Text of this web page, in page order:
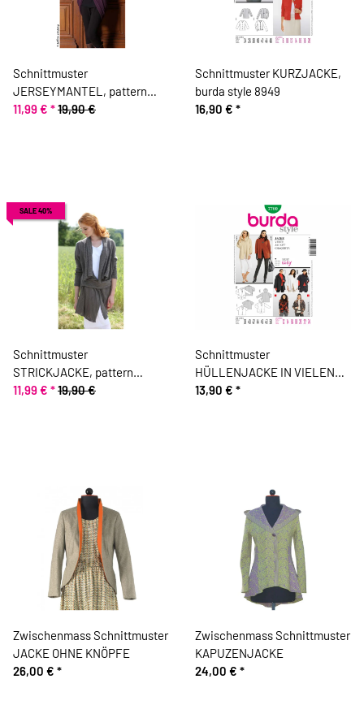
Schnittmuster
JERSEYMANTEL, pattern
company
11,99 € *19,90 €
Schnittmuster KURZJACKE,
burda style 8949
16,90 € *
SALE 40%
Schnittmuster
STRICKJACKE, pattern
company
11,99 € *19,90 €
Schnittmuster
HÜLLENJACKE IN VIELEN
VARIANTEN, burda style 7700
13,90 € *
Zwischenmass Schnittmuster
JACKE OHNE KNÖPFE
26,00 € *
Zwischenmass Schnittmuster
KAPUZENJACKE
24,00 € *